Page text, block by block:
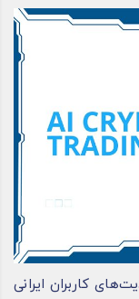
کاربران ایرانی